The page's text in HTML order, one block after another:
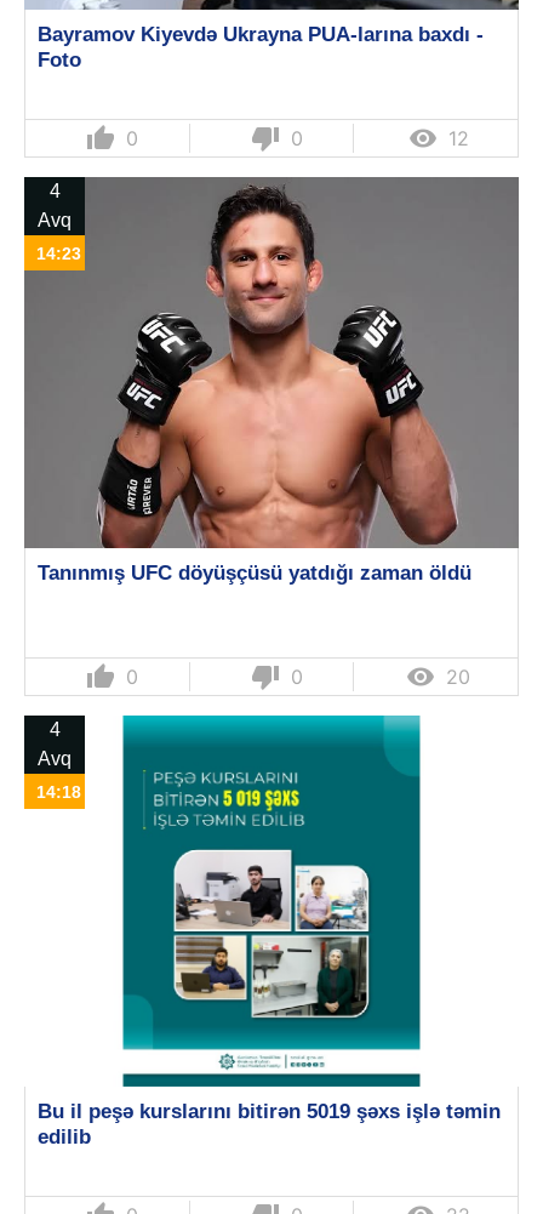
Bayramov Kiyevdə Ukrayna PUA-larına baxdı -
Foto
thumb_up 0 thumb_down 0  12
4
Avq
14:23
Tanınmış UFC döyüşçüsü yatdığı zaman öldü
thumb_up 0 thumb_down 0  20
4
Avq
14:18
Bu il peşə kurslarını bitirən 5019 şəxs işlə təmin
edilib